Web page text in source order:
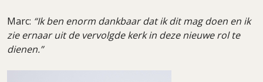
Marc: “Ik ben enorm dankbaar dat ik dit mag doen en ik
zie ernaar uit de vervolgde kerk in deze nieuwe rol te
dienen.”